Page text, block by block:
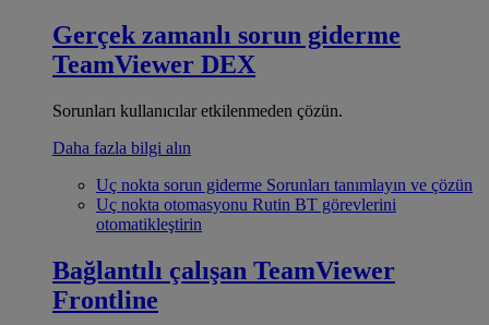
Gerçek zamanlı sorun giderme
TeamViewer DEX
Sorunları kullanıcılar etkilenmeden çözün.
Daha fazla bilgi alın
Uç nokta sorun giderme Sorunları tanımlayın ve çözün
Uç nokta otomasyonu Rutin BT görevlerini
otomatikleştirin
Bağlantılı çalışan TeamViewer
Frontline